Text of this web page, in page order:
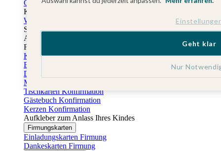
Gästebuch Taufe
Kartenbox Taufe
Willkommensschilder Taufe
Sticker Taufe
Absenderaufkleber Taufe
Fotobuch Taufe
Konfirmationskarten
Einladungskarten Konfirmation
Danksagung Konfirmation
Menükarten Konfirmation
Tischkarten Konfirmation
Gästebuch Konfirmation
Kerzen Konfirmation
Aufkleber zum Anlass Ihres Kindes
Firmungskarten
Einladungskarten Firmung
Dankeskarten Firmung
Nur
Geht klar